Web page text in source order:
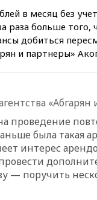
в месяц без
больше того,
добиться
и партнеры»
проведение
была такая
интерес
— поручить